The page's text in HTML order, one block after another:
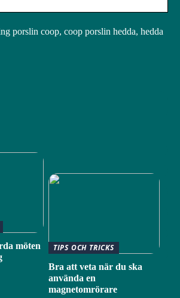
porslin coop, coop porslin hedda, hedda
möten
TIPS OCH TRICKS
Bra att veta när du ska
använda en
magnetomrörare